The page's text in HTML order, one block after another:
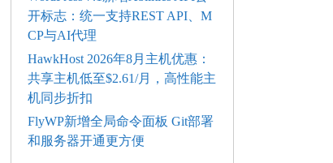
开标志：统一支持REST API、M
CP与AI代理
HawkHost 2026年8月主机优惠：
共享主机低至$2.61/月，高性能主
机同步折扣
FlyWP新增全局命令面板 Git部署
和服务器开通更方便